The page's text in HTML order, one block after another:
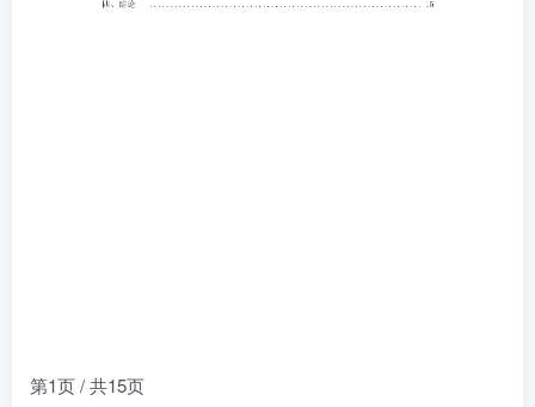
第1页 / 共15页